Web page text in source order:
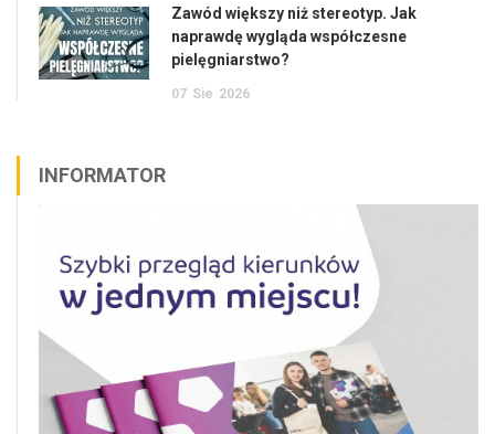
Zawód większy niż stereotyp. Jak
naprawdę wygląda współczesne
pielęgniarstwo?
07 Sie 2026
INFORMATOR